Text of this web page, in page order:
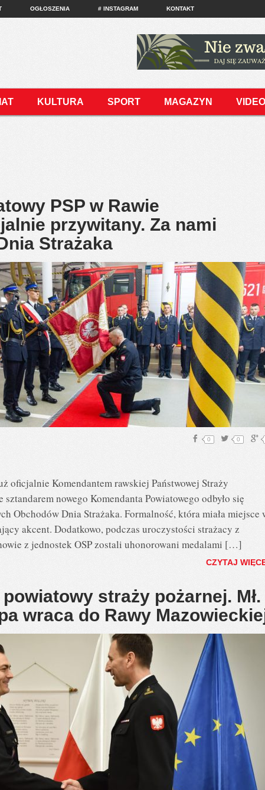
OGŁOSZENIA # INSTAGRAM KONTAKT
KULTURA SPORT MAGAZYN VIDEO
PSP w Rawie
przywitany. Za nami
Strażaka
0
0
oficjalnie Komendantem rawskiej Państwowej Straży
nowego Komendanta Powiatowego odbyło się
Obchodów Dnia Strażaka. Formalność, która miała miejsce
akcent. Dodatkowo, podczas uroczystości strażacy z
z jednostek OSP zostali uhonorowani medalami […]
CZYTAJ
straży pożarnej. Mł.
wraca do Rawy